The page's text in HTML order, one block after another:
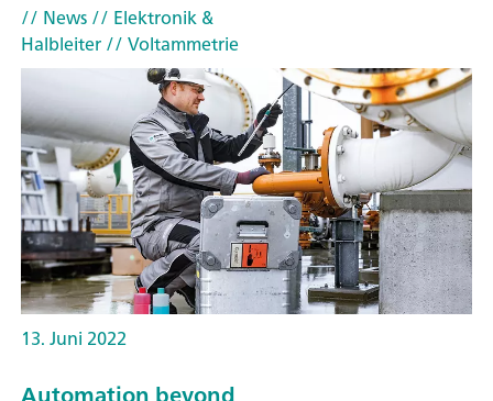
// News// Elektronik &
Halbleiter// Voltammetrie
13. Juni 2022